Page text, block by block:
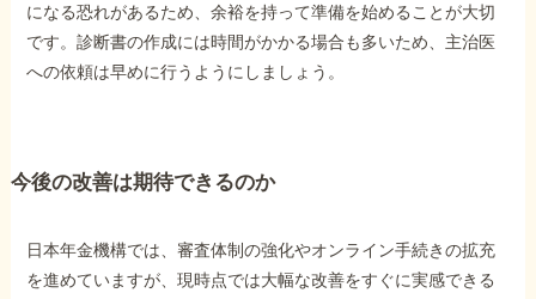
になる恐れがあるため、余裕を持って準備を始めることが大切
です。診断書の作成には時間がかかる場合も多いため、主治医
への依頼は早めに行うようにしましょう。
今後の改善は期待できるのか
日本年金機構では、審査体制の強化やオンライン手続きの拡充
を進めていますが、現時点では大幅な改善をすぐに実感できる